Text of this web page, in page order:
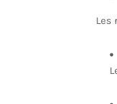
Les